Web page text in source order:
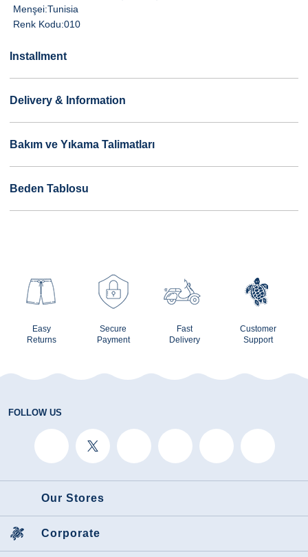
Menşei:Tunisia
Renk Kodu:010
Installment
Delivery & Information
Bakım ve Yıkama Talimatları
Beden Tablosu
Easy
Returns
Secure
Payment
Fast
Delivery
Customer
Support
FOLLOW US
Our Stores
Corporate